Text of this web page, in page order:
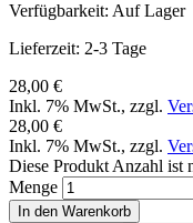
Verfügbarkeit: Auf Lager
Lieferzeit: 2-3 Tage
28,00 €
Inkl. 7% MwSt., zzgl.
28,00 €
Inkl. 7% MwSt., zzgl.
Diese Produkt Anzahl ist
Menge
In den Warenkorb